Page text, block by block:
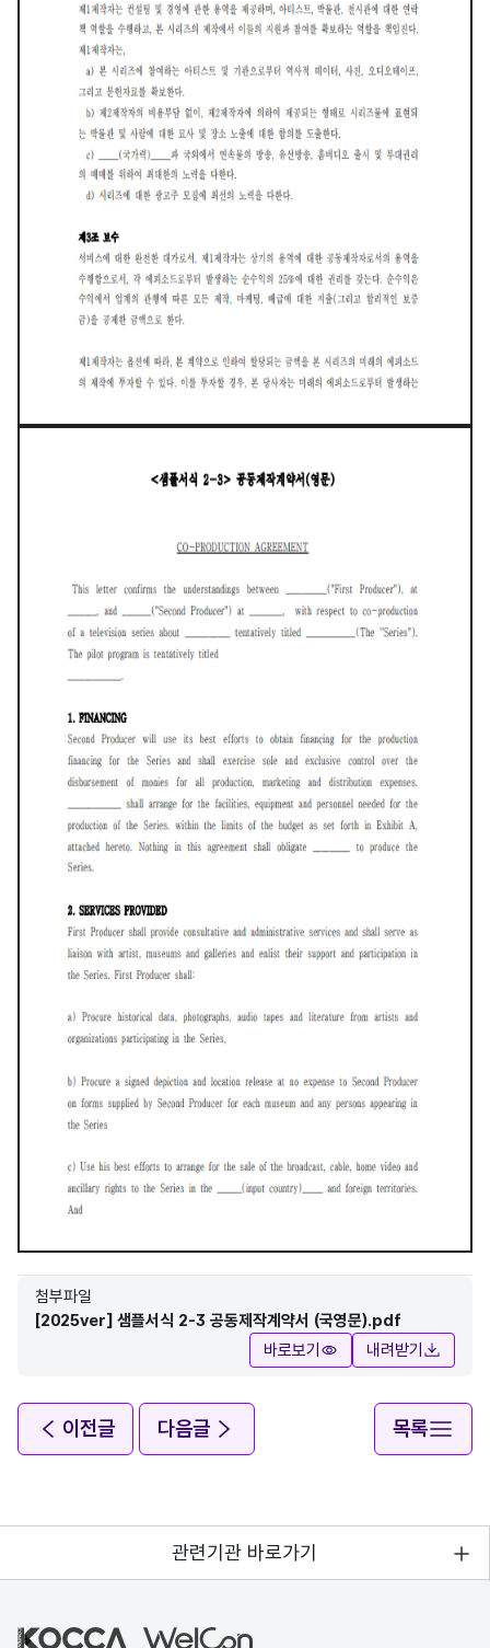
첨부파일
[2025ver] 샘플서식 2-3 공동제작계약서 (국영문).pdf
바로보기
내려받기
이전글 다음글 목록
관련기관 바로가기